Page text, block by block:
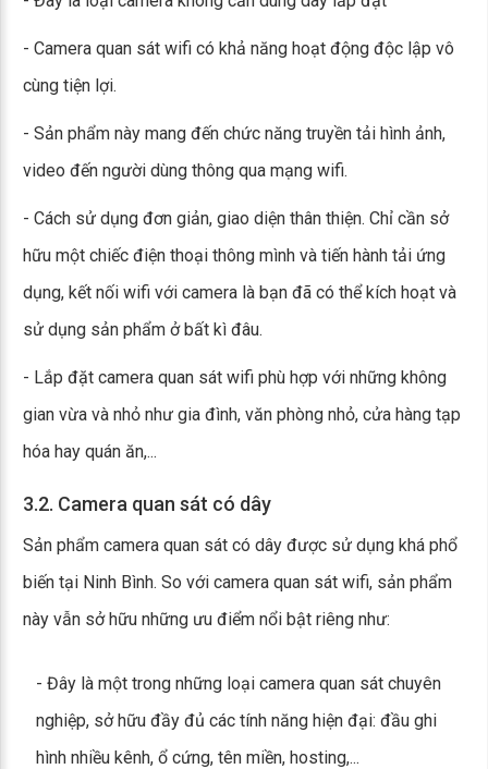
- Camera quan sát wifi có khả năng hoạt động độc lập vô
cùng tiện lợi.
- Sản phẩm này mang đến chức năng truyền tải hình ảnh,
video đến người dùng thông qua mạng wifi.
- Cách sử dụng đơn giản, giao diện thân thiện. Chỉ cần sở
hữu một chiếc điện thoại thông mình và tiến hành tải ứng
dụng, kết nối wifi với camera là bạn đã có thể kích hoạt và
sử dụng sản phẩm ở bất kì đâu.
- Lắp đặt camera quan sát wifi phù hợp với những không
gian vừa và nhỏ như gia đình, văn phòng nhỏ, cửa hàng tạp
hóa hay quán ăn,...
3.2. Camera quan sát có dây
Sản phẩm camera quan sát có dây được sử dụng khá phổ
biến tại Ninh Bình. So với camera quan sát wifi, sản phẩm
này vẫn sở hữu những ưu điểm nổi bật riêng như:
- Đây là một trong những loại camera quan sát chuyên
nghiệp, sở hữu đầy đủ các tính năng hiện đại: đầu ghi
hình nhiều kênh, ổ cứng, tên miền, hosting,...